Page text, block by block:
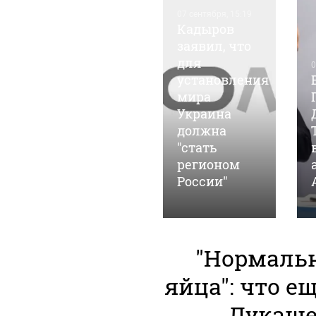
для
установления
мира
Украина
должна
"стать
регионом
России"
яйца": что